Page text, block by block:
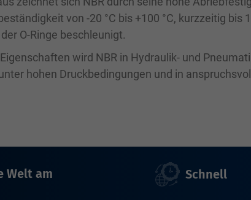
von -20 °C bis +100 °C, kurzzeitig bis
O-Ringe beschleunigt.
wird NBR in Hydraulik- und
hohen Druckbedingungen und in
Welt am
Schnell